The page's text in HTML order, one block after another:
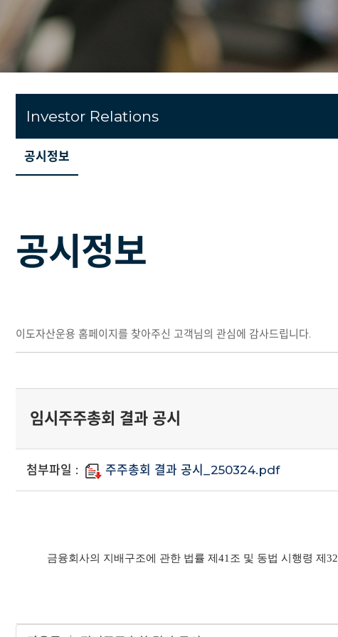
Investor Relations
공시정보
공시정보
이도자산운용 홈페이지를 찾아주신 고객님의 관심에 감사드립니다.
임시주주총회 결과 공시
첨부파일 : 주주총회 결과 공시_250324.pdf
금융회사의 지배구조에 관한 법률 제 41 조 및 동법 시행령 제 32